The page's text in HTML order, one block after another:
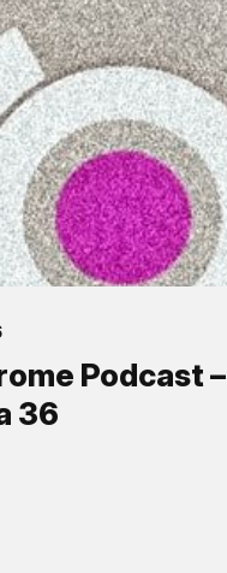
Podcast –
36